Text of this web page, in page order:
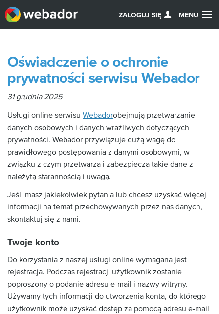
ZALOGUJ SIĘ MENU
Oświadczenie o ochronie
prywatności serwisu Webador
31 grudnia 2025
Usługi online serwisu Webadorobejmują przetwarzanie
danych osobowych i danych wrażliwych dotyczących
prywatności. Webador przywiązuje dużą wagę do
prawidłowego postępowania z danymi osobowymi, w
związku z czym przetwarza i zabezpiecza takie dane z
należytą starannością i uwagą.
Jeśli masz jakiekolwiek pytania lub chcesz uzyskać więcej
informacji na temat przechowywanych przez nas danych,
skontaktuj się z nami.
Twoje konto
Do korzystania z naszej usługi online wymagana jest
rejestracja. Podczas rejestracji użytkownik zostanie
poproszony o podanie adresu e-mail i nazwy witryny.
Używamy tych informacji do utworzenia konta, do którego
użytkownik może uzyskać dostęp za pomocą adresu e-mail